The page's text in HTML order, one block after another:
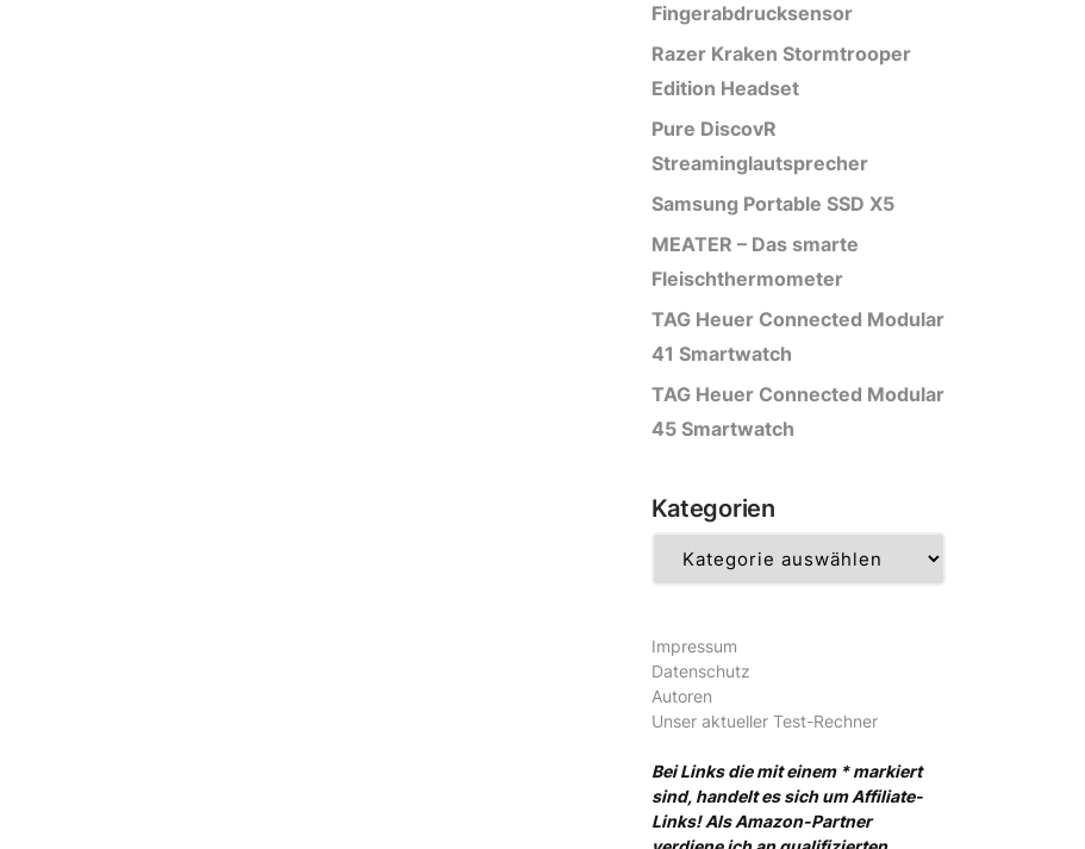
Fingerabdrucksensor
Razer Kraken Stormtrooper
Edition Headset
Pure DiscovR
Streaminglautsprecher
Samsung Portable SSD X5
MEATER – Das smarte
Fleischthermometer
TAG Heuer Connected Modular
41 Smartwatch
TAG Heuer Connected Modular
45 Smartwatch
Kategorien
Impressum
Datenschutz
Autoren
Unser aktueller Test-Rechner
Bei Links die mit einem * markiert
sind, handelt es sich um Affiliate-
Links! Als Amazon-Partner